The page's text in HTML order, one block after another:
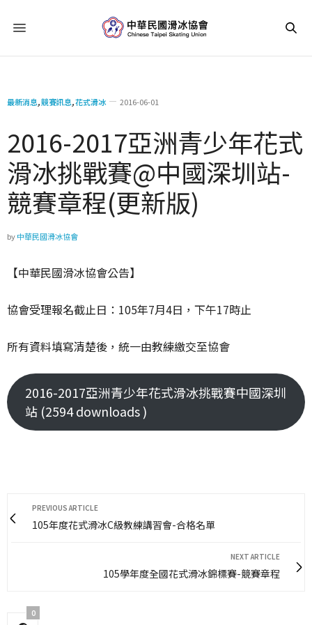
最新消息,競賽訊息,花式滑冰 2016-06-01
2016-2017亞洲青少年花式
滑冰挑戰賽@中國深圳站-
競賽章程(更新版)
by中華民國滑冰協會
【中華民國滑冰協會公告】
協會受理報名截止日：105年7月4日，下午17時止
所有資料填寫清楚後，統一由教練繳交至協會
2016-2017亞洲青少年花式滑冰挑戰賽中國深圳
站 (2594 downloads )
PREVIOUS ARTICLE
105年度花式滑冰C級教練講習會-合格名單
NEXT ARTICLE
105學年度全國花式滑冰錦標賽-競賽章程
0